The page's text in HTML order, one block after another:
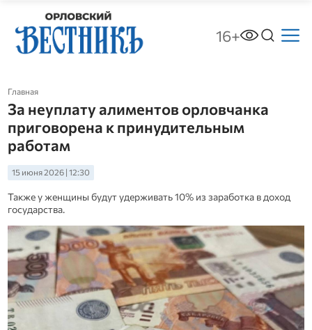
16+
Главная
За неуплату алиментов орловчанка
приговорена к принудительным
работам
15 июня 2026 | 12:30
Также у женщины будут удерживать 10% из заработка в доход
государства.